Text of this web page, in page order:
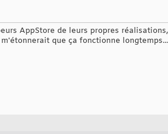
AppStore de leurs propres
que ça fonctionne longtemps...